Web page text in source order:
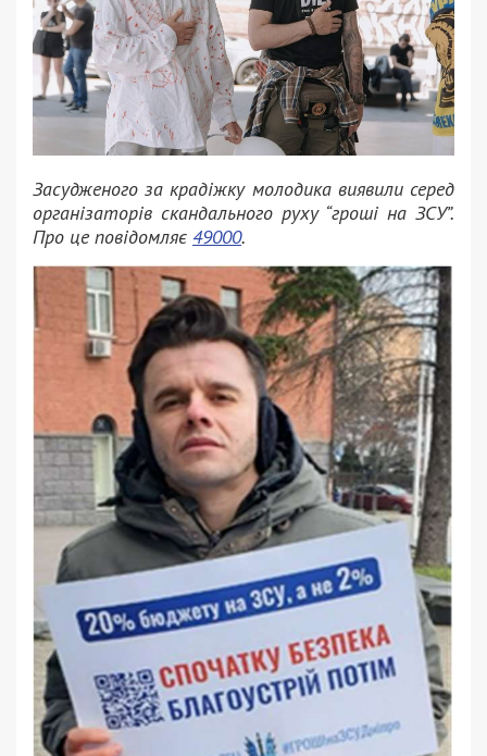
Засудженого за крадіжку молодика виявили серед
організаторів скандального руху “гроші на ЗСУ”.
Про це повідомляє 49000.